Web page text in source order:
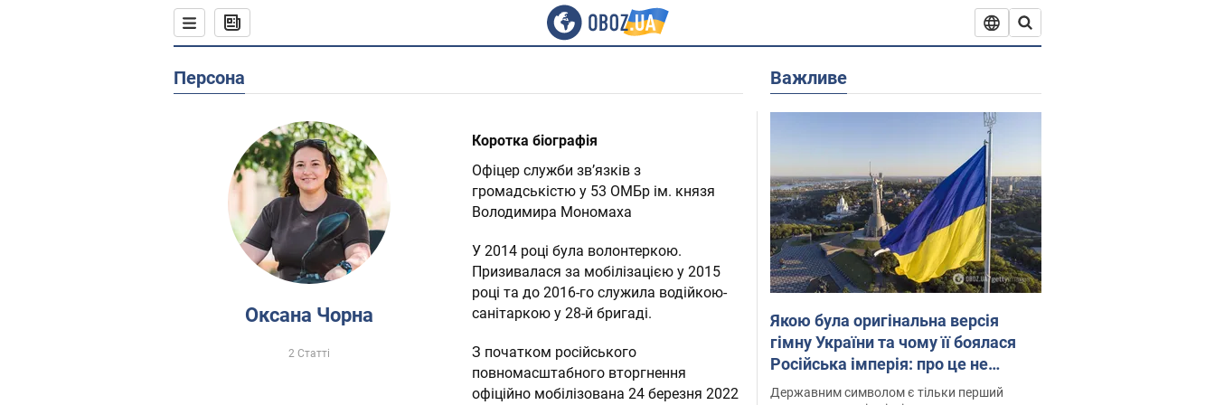
Персона
Оксана Чорна
2 Статті
Коротка біографія
Офіцер служби звʼязків з
громадськістю у 53 ОМБр ім. князя
Володимира Мономаха
У 2014 році була волонтеркою.
Призивалася за мобілізацією у 2015
році та до 2016-го служила водійкою-
санітаркою у 28-й бригаді.
З початком російського
повномасштабного вторгнення
офіційно мобілізована 24 березня 2022
Важливе
Якою була оригінальна версія
гімну України та чому її боялася
Російська імперія: про це не
розповідають у школі
Державним символом є тільки перший